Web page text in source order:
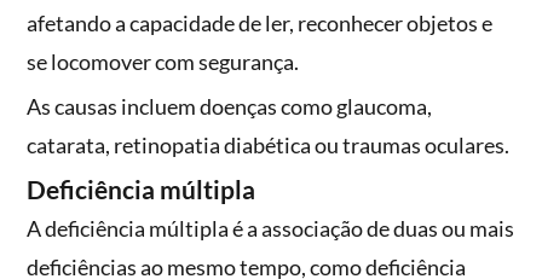
afetando a capacidade de ler, reconhecer objetos e
se locomover com segurança.
As causas incluem doenças como glaucoma,
catarata, retinopatia diabética ou traumas oculares.
Deficiência múltipla
A deficiência múltipla é a associação de duas ou mais
deficiências ao mesmo tempo, como deficiência